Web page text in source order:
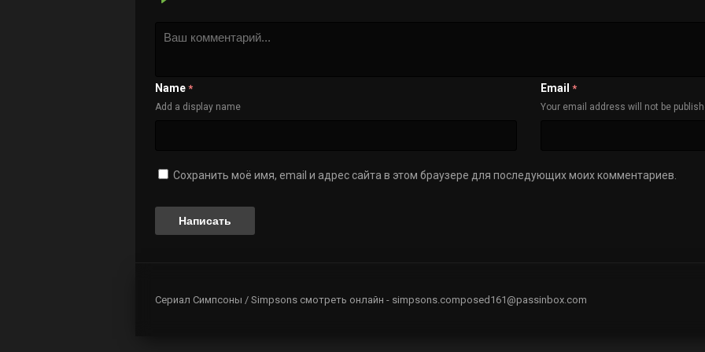
Name *
Add a display name
Email *
Your email address will not be
Сохранить моё имя, email и адрес сайта в этом браузере для последующих моих комментариев.
Сериал Симпсоны / Simpsons смотреть онлайн - simpsons.composed161@passinbox.com